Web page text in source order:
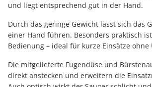
und liegt entsprechend gut in der Hand.
Durch das geringe Gewicht lässt sich das
einer Hand führen. Besonders praktisch
Bedienung – ideal für kurze Einsätze ohne
Die mitgelieferte Fugendüse und
direkt anstecken und erweitern die